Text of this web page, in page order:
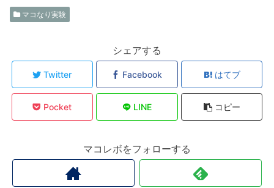
マコなり実験
シェアする
Twitter Facebook はてブ
Pocket LINE コピー
マコレボをフォローする